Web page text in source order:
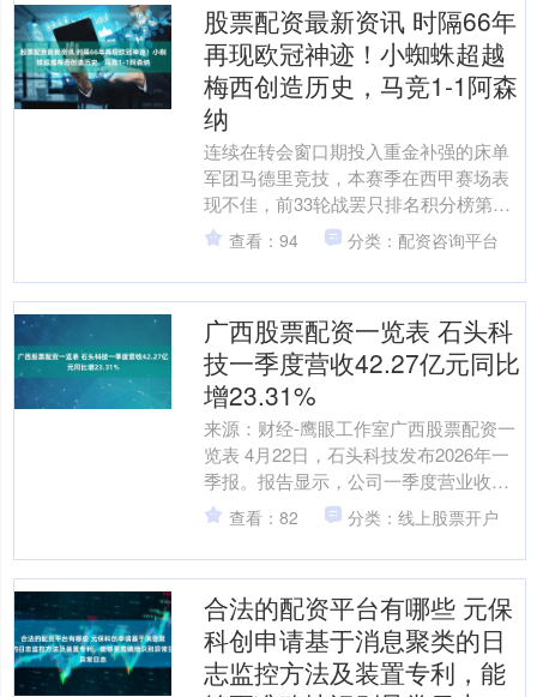
股票配资最新资讯 时隔66年
再现欧冠神迹！小蜘蛛超越
梅西创造历史，马竞1-1阿森
纳
连续在转会窗口期投入重金补强的床单
军团马德里竞技，本赛季在西甲赛场表
现不佳，前33轮战罢只排名积分榜第
四，落后榜首的巴塞罗那25分，早早就
失去了冲击联赛冠军的希....
查看：94 分类：配资咨询平台
广西股票配资一览表 石头科
技一季度营收42.27亿元同比
增23.31%
来源：财经-鹰眼工作室广西股票配资一
览表 4月22日，石头科技发布2026年一
季报。报告显示，公司一季度营业收入
为42.27亿元，同比增长23.31%；归母净
利....
查看：82 分类：线上股票开户
合法的配资平台有哪些 元保
科创申请基于消息聚类的日
志监控方法及装置专利，能